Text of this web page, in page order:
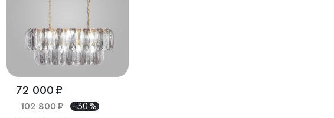
72 000 ₽
102 800 ₽
- 30 %